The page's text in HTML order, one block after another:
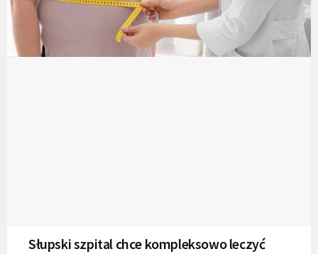
Słupski szpital chce kompleksowo leczyć